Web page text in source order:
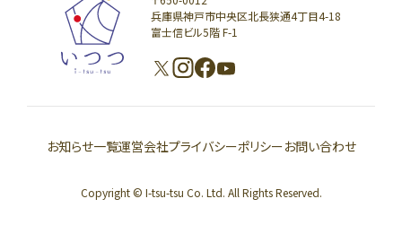
兵庫県神戸市中央区北長狭通4丁目4-18
富士信ビル5階 F-1
お知らせ一覧運営会社プライバシーポリシーお問い合わせ
Copyright © I-tsu-tsu Co. Ltd. All Rights Reserved.